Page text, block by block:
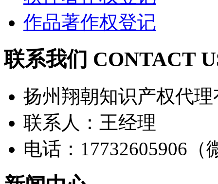
作品著作权登记
联系我们 CONTACT
扬州翔朝知识产权代
联系人：王经理
电话：17732605906（